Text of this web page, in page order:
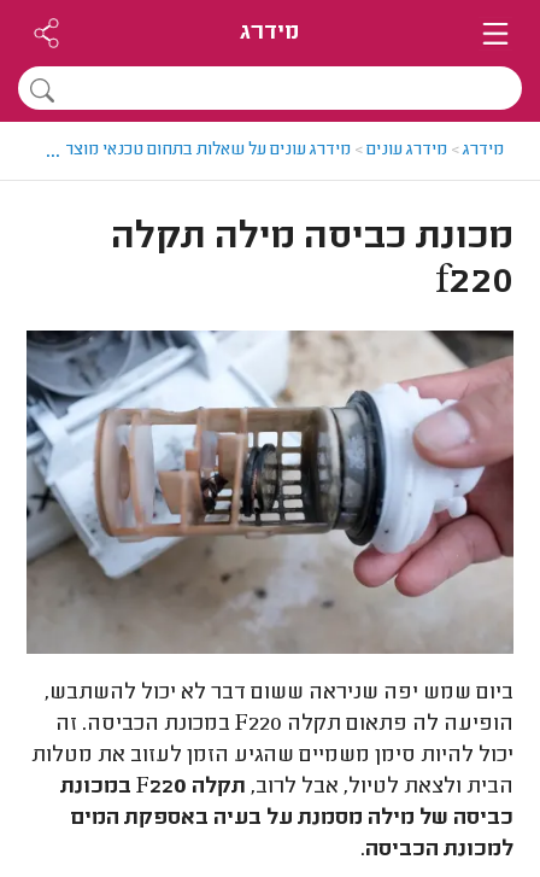
מידרג
מידרג> מידרג עונים> מידרג עונים על שאלות בתחום טכנאי מוצרי חשמל
...
מכונת כביסה מילה תקלה
f220
ביום שמש יפה שניראה ששום דבר לא יכול להשתבש,
הופיעה לה פתאום תקלה F220 במכונת הכביסה. זה
יכול להיות סימן משמיים שהגיע הזמן לעזוב את מטלות
הבית ולצאת לטיול, אבל לרוב,
תקלה F220 במכונת
כביסה של מילה מסמנת על בעיה באספקת המים
למכונת הכביסה.